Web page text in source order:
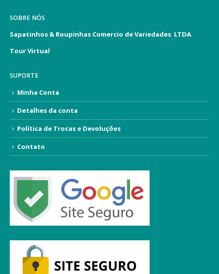
SOBRE NÓS
Sapatinhos & Roupinhas Comercio de Variedades LTDA
Tour Virtual
SUPORTE
Minha Conta
Detalhes da conta
Política de Trocas e Devoluções
Contato